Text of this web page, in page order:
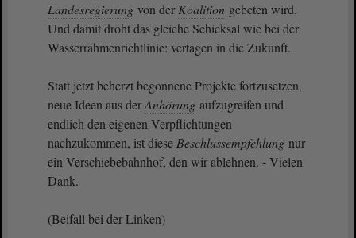
Landesregierung von der Koalition gebeten wird.
Und damit droht das gleiche Schicksal wie bei der
Wasserrahmenrichtlinie: vertagen in die Zukunft.
Statt jetzt beherzt begonnene Projekte fortzusetzen,
neue Ideen aus derAnhörung aufzugreifen und
endlich den eigenen Verpflichtungen
nachzukommen, ist diese Beschlussempfehlung nur
ein Verschiebebahnhof, den wir ablehnen. - Vielen
Dank.
(Beifall bei der Linken)